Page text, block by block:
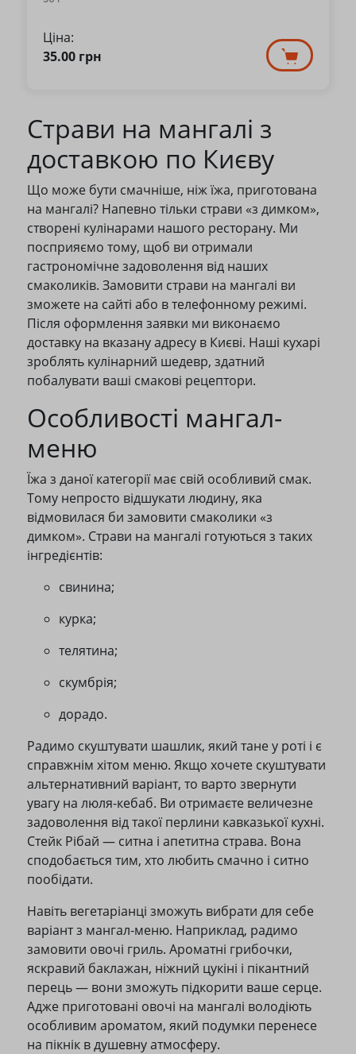
Ціна:
35.00 грн
Страви на мангалі з
доставкою по Києву
Що може бути смачніше, ніж їжа, приготована
на мангалі? Напевно тільки страви «з димком»,
створені кулінарами нашого ресторану. Ми
посприяємо тому, щоб ви отримали
гастрономічне задоволення від наших
смаколиків. Замовити страви на мангалі ви
зможете на сайті або в телефонному режимі.
Після оформлення заявки ми виконаємо
доставку на вказану адресу в Києві. Наші кухарі
зроблять кулінарний шедевр, здатний
побалувати ваші смакові рецептори.
Особливості мангал-
меню
Їжа з даної категорії має свій особливий смак.
Тому непросто відшукати людину, яка
відмовилася би замовити смаколики «з
димком». Страви на мангалі готуються з таких
інгредієнтів:
свинина;
курка;
телятина;
скумбрія;
дорадо.
Радимо скуштувати шашлик, який тане у роті і є
справжнім хітом меню. Якщо хочете скуштувати
альтернативний варіант, то варто звернути
увагу на люля-кебаб. Ви отримаєте величезне
задоволення від такої перлини кавказької кухні.
Стейк Рібай — ситна і апетитна страва. Вона
сподобається тим, хто любить смачно і ситно
пообідати.
Навіть вегетаріанці зможуть вибрати для себе
варіант з мангал-меню. Наприклад, радимо
замовити овочі гриль. Ароматні грибочки,
яскравий баклажан, ніжний цукіні і пікантний
перець — вони зможуть підкорити ваше серце.
Адже приготовані овочі на мангалі володіють
особливим ароматом, який подумки перенесе
на пікнік в душевну атмосферу.